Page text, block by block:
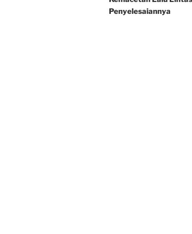
Penyelesaiannya